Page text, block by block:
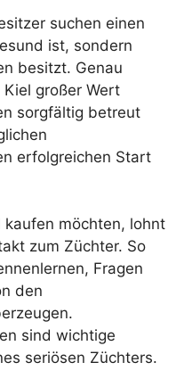
suchen einen
ist, sondern
besitzt. Genau
großer Wert
sorgfältig betreut
erfolgreichen Start
kaufen möchten, lohnt
zum Züchter. So
Fragen
den
sind wichtige
seriösen Züchters.